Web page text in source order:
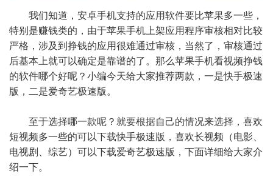
我们知道，安卓手机支持的应用软件要比苹果多一些，
特别是赚钱类的，由于苹果手机上架应用程序审核相对比较
严格，涉及到挣钱的应用很难通过审核，当然了，审核通过
后基本上就可以确定是靠谱的了。那么苹果手机看视频挣钱
的软件哪个好呢？小编今天给大家推荐两款，一是快手极速
版，二是爱奇艺极速版。
至于选择哪一款呢？就要根据自己的情况来选择，喜欢
短视频多一些的可以下载快手极速版，喜欢长视频（电影、
电视剧、综艺）可以下载爱奇艺极速版，下面详细给大家介
绍一下。